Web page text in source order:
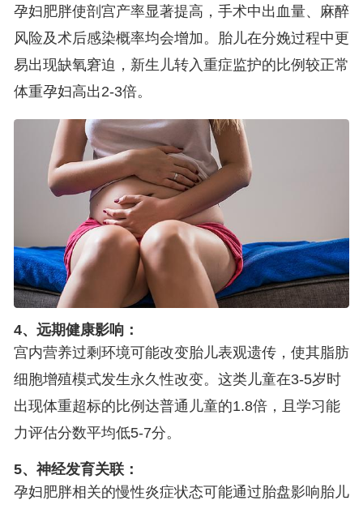
孕妇肥胖使剖宫产率显著提高，手术中出血量、麻醉
风险及术后感染概率均会增加。胎儿在分娩过程中更
易出现缺氧窘迫，新生儿转入重症监护的比例较正常
体重孕妇高出2-3倍。
4、远期健康影响：
宫内营养过剩环境可能改变胎儿表观遗传，使其脂肪
细胞增殖模式发生永久性改变。这类儿童在3-5岁时
出现体重超标的比例达普通儿童的1.8倍，且学习能
力评估分数平均低5-7分。
5、神经发育关联：
孕妇肥胖相关的慢性炎症状态可能通过胎盘影响胎儿